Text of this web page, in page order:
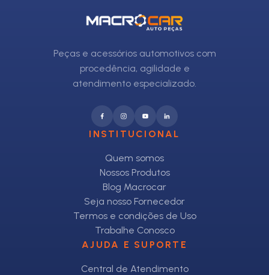
Peças e acessórios automotivos com
procedência, agilidade e
atendimento especializado.
INSTITUCIONAL
Quem somos
Nossos Produtos
Blog Macrocar
Seja nosso Fornecedor
Termos e condições de Uso
Trabalhe Conosco
AJUDA E SUPORTE
Central de Atendimento